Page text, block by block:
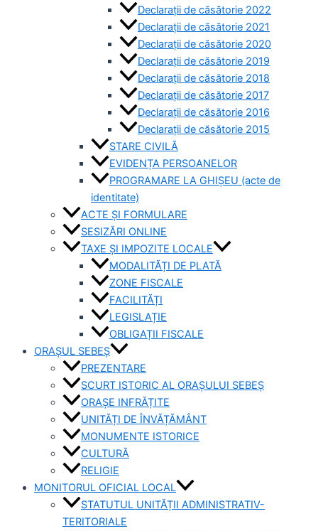
Declarații de căsătorie 2022
Declarații de căsătorie 2021
Declarații de căsătorie 2020
Declarații de căsătorie 2019
Declarații de căsătorie 2018
Declarații de căsătorie 2017
Declarații de căsătorie 2016
Declarații de căsătorie 2015
STARE CIVILĂ
EVIDENȚA PERSOANELOR
PROGRAMARE LA GHIȘEU (acte de
identitate)
ACTE ȘI FORMULARE
SESIZĂRI ONLINE
TAXE ȘI IMPOZITE LOCALE
MODALITĂȚI DE PLATĂ
ZONE FISCALE
FACILITĂȚI
LEGISLAȚIE
OBLIGAȚII FISCALE
ORAȘUL SEBEȘ
PREZENTARE
SCURT ISTORIC AL ORAȘULUI SEBEȘ
ORAȘE INFRĂȚITE
UNITĂȚI DE ÎNVĂȚĂMÂNT
MONUMENTE ISTORICE
CULTURĂ
RELIGIE
MONITORUL OFICIAL LOCAL
STATUTUL UNITĂȚII ADMINISTRATIV-
TERITORIALE